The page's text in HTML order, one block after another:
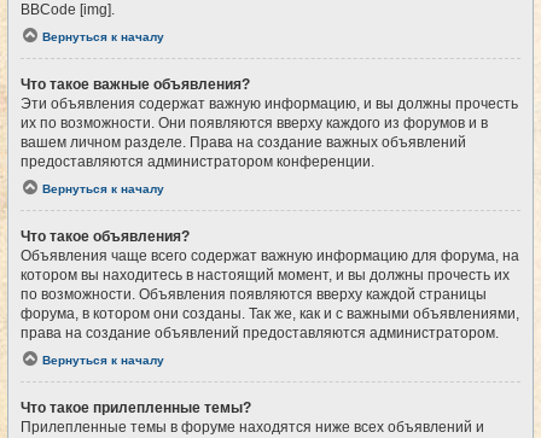
BBCode [img].
Вернуться к началу
Что такое важные объявления?
Эти объявления содержат важную информацию, и вы должны прочесть
их по возможности. Они появляются вверху каждого из форумов и в
вашем личном разделе. Права на создание важных объявлений
предоставляются администратором конференции.
Вернуться к началу
Что такое объявления?
Объявления чаще всего содержат важную информацию для форума, на
котором вы находитесь в настоящий момент, и вы должны прочесть их
по возможности. Объявления появляются вверху каждой страницы
форума, в котором они созданы. Так же, как и с важными объявлениями,
права на создание объявлений предоставляются администратором.
Вернуться к началу
Что такое прилепленные темы?
Прилепленные темы в форуме находятся ниже всех объявлений и